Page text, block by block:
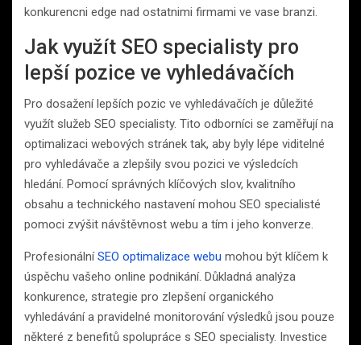
konkurencni edge nad ostatnimi firmami ve vase branzi.
Jak využít SEO specialisty pro
lepší pozice ve vyhledávačích
Pro dosažení lepších pozic ve vyhledávačích je důležité
využít služeb SEO specialisty. Tito odborníci se zaměřují na
optimalizaci webových stránek tak, aby byly lépe viditelné
pro vyhledávače a zlepšily svou pozici ve výsledcích
hledání. Pomocí správných klíčových slov, kvalitního
obsahu a technického nastavení mohou SEO specialisté
pomoci zvýšit návštěvnost webu a tím i jeho konverze.
ProfesionálníSEO optimalizace webu mohou být klíčem k
úspěchu vašeho online podnikání. Důkladná analýza
konkurence, strategie pro zlepšení organického
vyhledávání a pravidelné monitorování výsledků jsou pouze
některé z benefitů spolupráce s SEO specialisty. Investice